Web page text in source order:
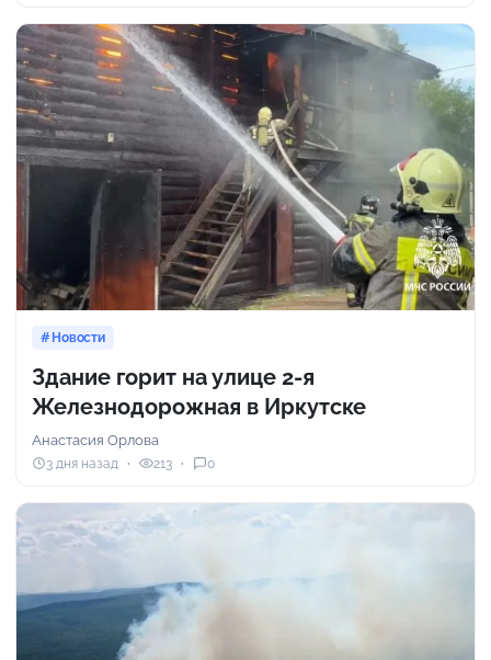
Новости
Здание горит на улице 2-я
Железнодорожная в Иркутске
Анастасия Орлова
3 дня назад 213 0